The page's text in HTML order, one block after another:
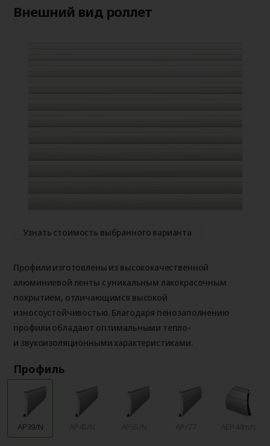
Внешний вид роллет
Узнать стоимость выбранного варианта
Профили изготовлены из высококачественной
алюминиевой ленты с уникальным лакокрасочным
покрытием, отличающимся высокой
износоустойчивостью. Благодаря пенозаполнению
профили обладают оптимальными тепло-
и звукоизоляционными характеристиками.
Профиль
AP39/N AP45/N